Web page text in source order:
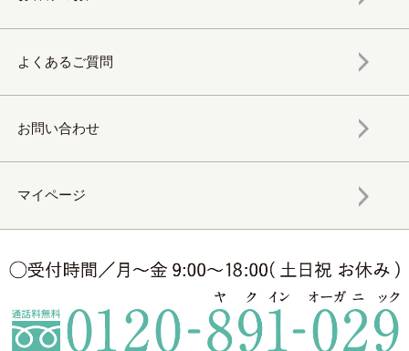
よくあるご質問
お問い合わせ
マイページ